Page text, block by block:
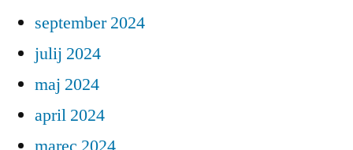
september 2024
julij 2024
maj 2024
april 2024